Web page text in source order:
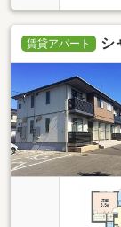
賃貸アパート シ